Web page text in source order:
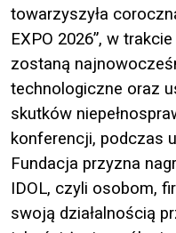
towarzyszyła
EXPO 2026”, w
zostaną
technologiczne oraz
skutków
konferencji, podczas
Fundacja przyzna
IDOL, czyli osobom,
swoją działalnością